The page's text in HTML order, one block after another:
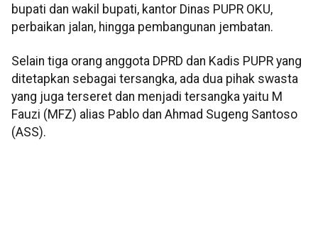
bupati dan wakil bupati, kantor Dinas PUPR OKU,
perbaikan jalan, hingga pembangunan jembatan.
Selain tiga orang anggota DPRD dan Kadis PUPR yang
ditetapkan sebagai tersangka, ada dua pihak swasta
yang juga terseret dan menjadi tersangka yaitu M
Fauzi (MFZ) alias Pablo dan Ahmad Sugeng Santoso
(ASS).